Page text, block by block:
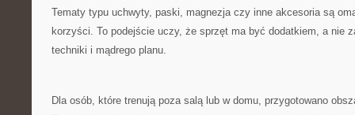
Tematy typu uchwyty, paski, magnezja czy inne akcesoria są
korzyści. To podejście uczy, że sprzęt ma być dodatkiem, a nie
techniki i mądrego planu.
Dla osób, które trenują poza salą lub w domu, przygotowano